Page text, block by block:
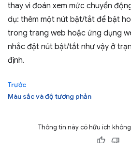
thay vì đoán xem mức chuyển
dụ: thêm một nút bật/tắt để bật
trong trang web hoặc ứng dụng
nhắc đặt nút bật/tắt như vậy ở
định.
Trước
Màu sắc và độ tương phản
Thông tin này có hữu ích